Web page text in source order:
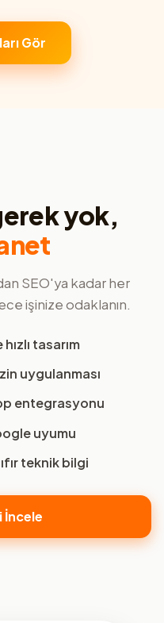
Gör
yok,
SEO'ya kadar her
işinize odaklanın.
tasarım
uygulanması
entegrasyonu
uyumu
teknik bilgi
İncele